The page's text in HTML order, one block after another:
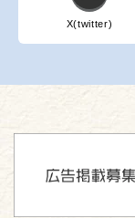
X(twitter)